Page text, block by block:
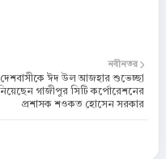
নবীনতর
দেশবাসীকে ঈদ উল আজহার শুভেচ্ছা
গাজীপুর সিটি কর্পোরেশনের
প্রশাসক শওকত হোসেন সরকার